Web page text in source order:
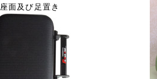
座面及び足置き